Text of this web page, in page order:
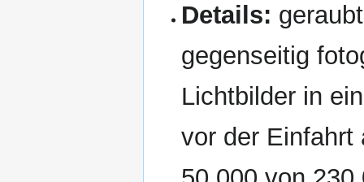
Details:
gegenseitig
Lichtbilder in
vor der Einfahrt